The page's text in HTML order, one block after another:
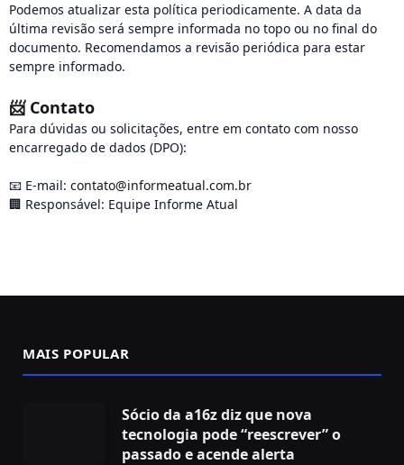
Podemos atualizar esta política periodicamente. A data da
última revisão será sempre informada no topo ou no final do
documento. Recomendamos a revisão periódica para estar
sempre informado.
📨 Contato
Para dúvidas ou solicitações, entre em contato com nosso
encarregado de dados (DPO):
📧 E-mail: contato@informeatual.com.br
🏢 Responsável: Equipe Informe Atual
MAIS POPULAR
Sócio da a16z diz que nova
tecnologia pode “reescrever” o
passado e acende alerta